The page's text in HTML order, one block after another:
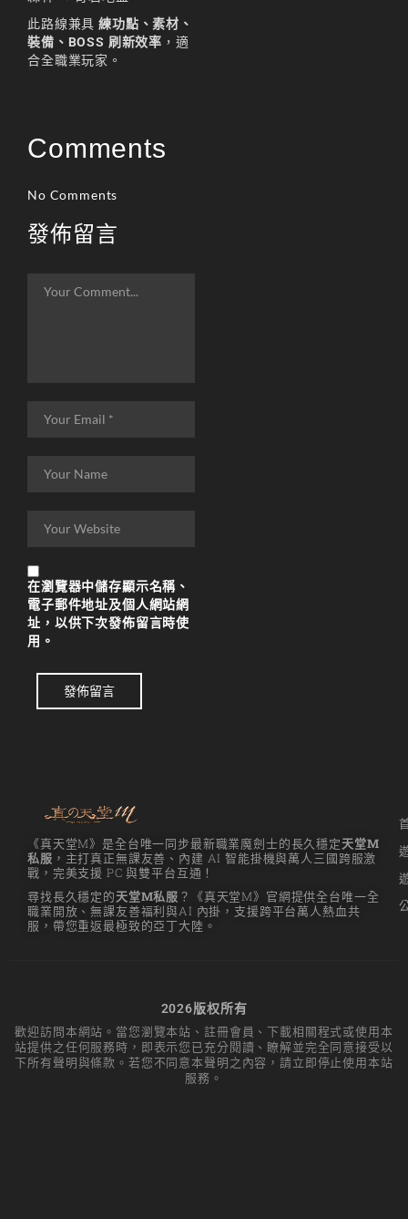
此路線兼具練功點、素材、
裝備、BOSS 刷新效率 ，適
合全職業玩家。
Comments
No Comments
發佈留言
在瀏覽器中儲存顯示名稱、
電子郵件地址及個人網站網
址，以供下次發佈留言時使
用。
發佈留言
《真天堂M》是全台唯一同步最新職業魔劍士的長久穩定天堂M
私服 ，主打真正無課友善、內建 AI 智能掛機與萬人三國跨服激
戰，完美支援 PC 與雙平台互通！
尋找長久穩定的天堂M私服 ？《真天堂M》官網提供全台唯一全
職業開放、無課友善福利與AI 內掛，支援跨平台萬人熱血共
服，帶您重返最極致的亞丁大陸。
2026版权所有
歡迎訪問本網站。當您瀏覽本站、註冊會員、下載相關程式或使用本
站提供之任何服務時，即表示您已充分閱讀、瞭解並完全同意接受以
下所有聲明與條款。若您不同意本聲明之內容，請立即停止使用本站
服務。